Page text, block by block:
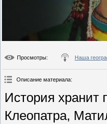
Просмотры: Наша
Описание материала:
История
Клеопатра,